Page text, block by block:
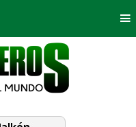
Bogotá
Deportes